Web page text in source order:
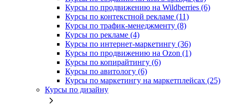
Курсы по продвижению на Wildberries (6)
Курсы по контекстной рекламе (11)
Курсы по трафик-менеджменту (8)
Курсы по рекламе (4)
Курсы по интернет-маркетингу (36)
Курсы по продвижению на Ozon (1)
Курсы по копирайтингу (6)
Курсы по авитологу (6)
Курсы по маркетингу на маркетплейсах (25)
Курсы по дизайну